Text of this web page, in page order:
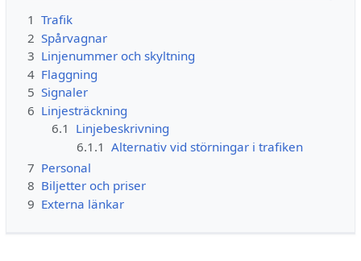
1 Trafik
2 Spårvagnar
3 Linjenummer och skyltning
4 Flaggning
5 Signaler
6 Linjesträckning
6.1 Linjebeskrivning
6.1.1 Alternativ vid störningar i trafiken
7 Personal
8 Biljetter och priser
9 Externa länkar